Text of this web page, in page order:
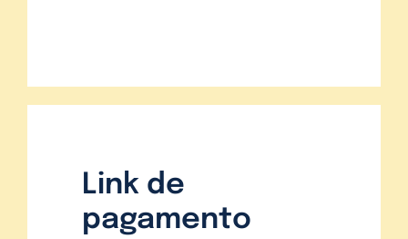
Link de
pagamento